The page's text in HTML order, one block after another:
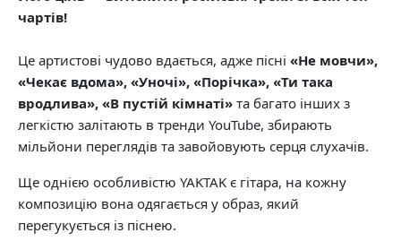
чартів!
Це артистові чудово вдається, адже пісні «Не мовчи»,
«Чекає вдома», «Уночі», «Порічка», «Ти така
вродлива», «В пустій кімнаті» та багато інших з
легкістю залітають в тренди YouTube, збирають
мільйони переглядів та завойовують серця слухачів.
Ще однією особливістю YAKTAK є гітара, на кожну
композицію вона одягається у образ, який
перегукується із піснею.